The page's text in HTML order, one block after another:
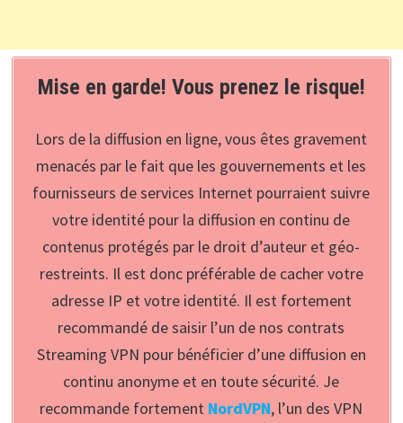
Mise en garde! Vous prenez le risque!
Lors de la diffusion en ligne, vous êtes gravement
menacés par le fait que les gouvernements et les
fournisseurs de services Internet pourraient suivre
votre identité pour la diffusion en continu de
contenus protégés par le droit d’auteur et géo-
restreints. Il est donc préférable de cacher votre
adresse IP et votre identité. Il est fortement
recommandé de saisir l’un de nos contrats
Streaming VPN pour bénéficier d’une diffusion en
continu anonyme et en toute sécurité. Je
recommande fortement NordVPN, l’un des VPN